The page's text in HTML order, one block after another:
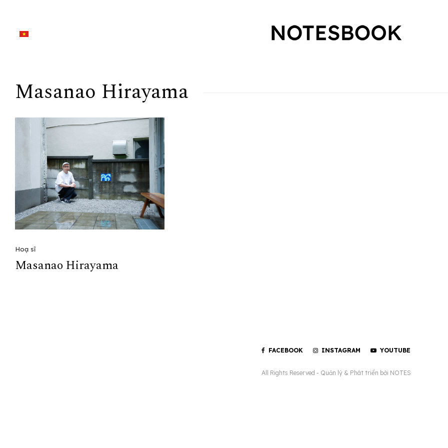
Masanao Hirayama
Hoạ sĩ
Masanao Hirayama
FACEBOOK INSTAGRAM YOUTUBE
All Rights Reserved - Quản lý & Phát triển bởi NOTES